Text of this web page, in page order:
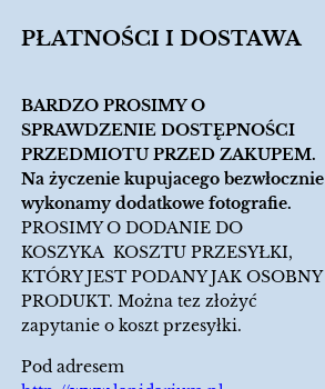
PŁATNOŚCI I DOSTAWA
BARDZO PROSIMY O
SPRAWDZENIE DOSTĘPNOŚCI
PRZEDMIOTU PRZED ZAKUPEM.
Na życzenie kupujacego bezwłocznie
wykonamy dodatkowe fotografie.
PROSIMY O DODANIE DO
KOSZYKA KOSZTU PRZESYŁKI,
KTÓRY JEST PODANY JAK OSOBNY
PRODUKT. Można tez złożyć
zapytanie o koszt przesyłki.
Pod adresem